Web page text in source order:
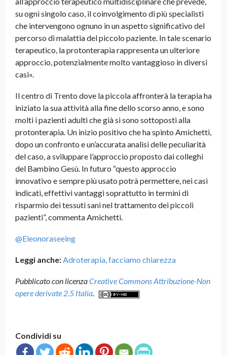
su ogni singolo caso, il coinvolgimento di più specialisti
che intervengono ognuno in un aspetto significativo del
percorso di malattia del piccolo paziente. In tale scenario
terapeutico, la protonterapia rappresenta un ulteriore
approccio, potenzialmente molto vantaggioso in diversi
casi».
Il centro di Trento dove la piccola affronterà la terapia ha
iniziato la sua attività alla fine dello scorso anno, e sono
molti i pazienti adulti che già si sono sottoposti alla
protonterapia. Un inizio positivo che ha spinto Amichetti,
dopo un confronto e un’accurata analisi delle peculiarità
del caso, a sviluppare l’approccio proposto dai colleghi
del Bambino Gesù. In futuro “questo approccio
innovativo e sempre più usato potrà permettere, nei casi
indicati, effettivi vantaggi soprattutto in termini di
risparmio dei tessuti sani nel trattamento dei piccoli
pazienti”, commenta Amichetti.
@Eleonoraseeing
Leggi anche:Adroterapia, facciamo chiarezza
Pubblicato con licenzaCreative Commons Attribuzione-Non
opere derivate 2.5 Italia.
Condividi su